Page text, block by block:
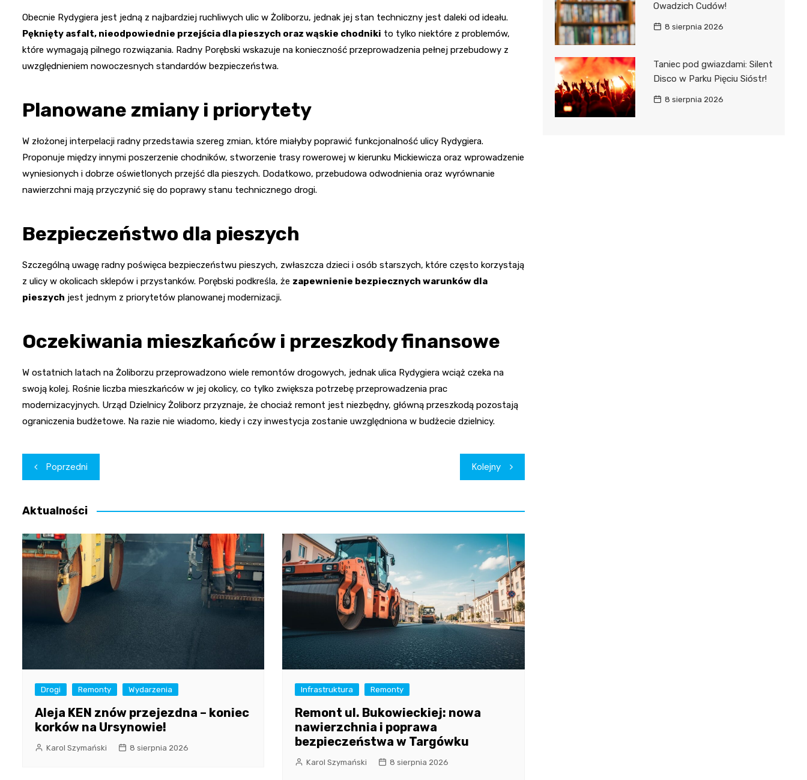
Obecnie Rydygiera jest jedną z najbardziej ruchliwych ulic w Żoliborzu, jednak jej stan techniczny jest daleki od ideału.
Pęknięty asfalt, nieodpowiednie przejścia dla pieszych oraz wąskie chodniki to tylko niektóre z problemów,
które wymagają pilnego rozwiązania. Radny Porębski wskazuje na konieczność przeprowadzenia pełnej przebudowy z
uwzględnieniem nowoczesnych standardów bezpieczeństwa.
Planowane zmiany i priorytety
W złożonej interpelacji radny przedstawia szereg zmian, które miałyby poprawić funkcjonalność ulicy Rydygiera.
Proponuje między innymi poszerzenie chodników, stworzenie trasy rowerowej w kierunku Mickiewicza oraz wprowadzenie
wyniesionych i dobrze oświetlonych przejść dla pieszych. Dodatkowo, przebudowa odwodnienia oraz wyrównanie
nawierzchni mają przyczynić się do poprawy stanu technicznego drogi.
Bezpieczeństwo dla pieszych
Szczególną uwagę radny poświęca bezpieczeństwu pieszych, zwłaszcza dzieci i osób starszych, które często korzystają
z ulicy w okolicach sklepów i przystanków. Porębski podkreśla, że zapewnienie bezpiecznych warunków dla
pieszych jest jednym z priorytetów planowanej modernizacji.
Oczekiwania mieszkańców i przeszkody finansowe
W ostatnich latach na Żoliborzu przeprowadzono wiele remontów drogowych, jednak ulica Rydygiera wciąż czeka na
swoją kolej. Rośnie liczba mieszkańców w jej okolicy, co tylko zwiększa potrzebę przeprowadzenia prac
modernizacyjnych. Urząd Dzielnicy Żoliborz przyznaje, że chociaż remont jest niezbędny, główną przeszkodą pozostają
ograniczenia budżetowe. Na razie nie wiadomo, kiedy i czy inwestycja zostanie uwzględniona w budżecie dzielnicy.
Nawigacja
wpisu
Poprzedni Kolejny
Aktualności
Drogi Remonty Wydarzenia
Aleja KEN znów przejezdna – koniec
korków na Ursynowie!
Karol Szymański 8 sierpnia 2026
Infrastruktura Remonty
Remont ul. Bukowieckiej: nowa
nawierzchnia i poprawa
bezpieczeństwa w Targówku
Karol Szymański 8 sierpnia 2026
Owadzich Cudów!
8 sierpnia 2026
Taniec pod gwiazdami: Silent
Disco w Parku Pięciu Sióstr!
8 sierpnia 2026